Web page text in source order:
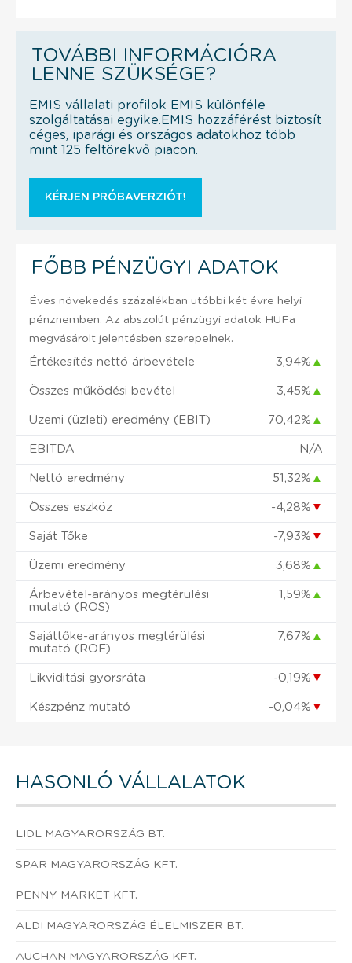
TOVÁBBI INFORMÁCIÓRA
LENNE SZÜKSÉGE?
EMIS vállalati profilok EMIS különféle
szolgáltatásai egyike.EMIS hozzáférést biztosít
céges, iparági és országos adatokhoz több
mint 125 feltörekvő piacon.
KÉRJEN PRÓBAVERZIÓT!
FŐBB PÉNZÜGYI ADATOK
Éves növekedés százalékban utóbbi két évre helyi
pénznemben. Az abszolút pénzügyi adatok HUFa
megvásárolt jelentésben szerepelnek.
Értékesítés nettó árbevétele 3,94% ▲
Összes működési bevétel 3,45% ▲
Üzemi (üzleti) eredmény (EBIT) 70,42% ▲
EBITDA N/A
Nettó eredmény 51,32% ▲
Összes eszköz -4,28% ▼
Saját Tőke -7,93% ▼
Üzemi eredmény 3,68% ▲
Árbevétel-arányos megtérülési
mutató (ROS)
1,59% ▲
Sajáttőke-arányos megtérülési
mutató (ROE)
7,67% ▲
Likviditási gyorsráta -0,19% ▼
Készpénz mutató -0,04% ▼
HASONLÓ VÁLLALATOK
LIDL MAGYARORSZÁG BT.
SPAR MAGYARORSZÁG KFT.
PENNY-MARKET KFT.
ALDI MAGYARORSZÁG ÉLELMISZER BT.
AUCHAN MAGYARORSZÁG KFT.